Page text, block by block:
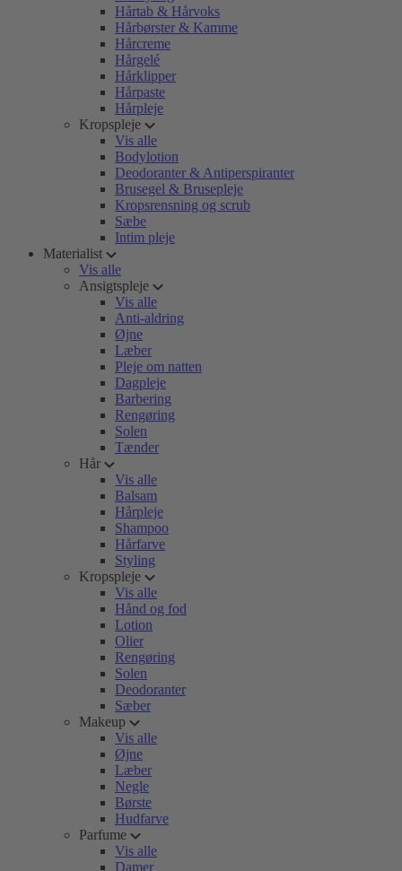
Hårtab & Hårvoks
Hårbørster & Kamme
Hårcreme
Hårgelé
Hårklipper
Hårpaste
Hårpleje
Kropspleje
Vis alle
Bodylotion
Deodoranter & Antiperspiranter
Brusegel & Brusepleje
Kropsrensning og scrub
Sæbe
Intim pleje
Materialist
Vis alle
Ansigtspleje
Vis alle
Anti-aldring
Øjne
Læber
Pleje om natten
Dagpleje
Barbering
Rengøring
Solen
Tænder
Hår
Vis alle
Balsam
Hårpleje
Shampoo
Hårfarve
Styling
Kropspleje
Vis alle
Hånd og fod
Lotion
Olier
Rengøring
Solen
Deodoranter
Sæber
Makeup
Vis alle
Øjne
Læber
Negle
Børste
Hudfarve
Parfume
Vis alle
Damer